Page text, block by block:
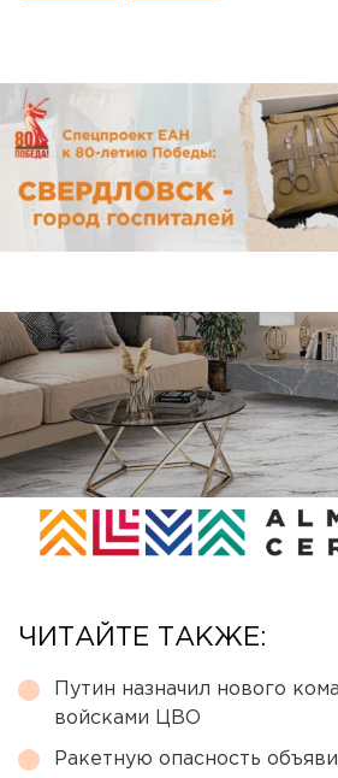
ЧИТАЙТЕ ТАКЖЕ:
Путин назначил нового
войсками ЦВО
Ракетную опасность